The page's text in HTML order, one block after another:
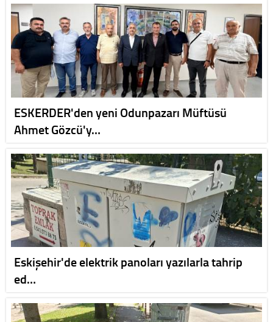
ESKERDER'den yeni Odunpazarı Müftüsü
Ahmet Gözcü'y…
Eskişehir'de elektrik panoları yazılarla tahrip
ed…